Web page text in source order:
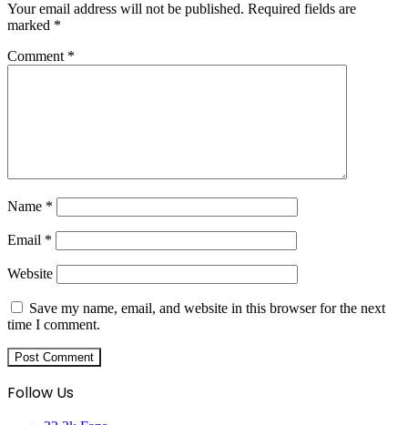
Your email address will not be published. Required fields are
marked *
Comment *
Name *
Email *
Website
Save my name, email, and website in this browser for the next
time I comment.
Follow Us